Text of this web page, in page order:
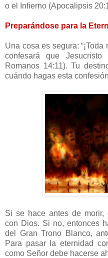
o el Infierno (Apocalipsis
Preparándose para la
Una cosa es segura:
confesará que
Romanos 14:11). Tu
cuándo hagas esta
Si se hace antes de morir,
con Dios. Si no, entonces
del Gran Trono Blanco,
Para pasar la eternidad
como Señor debe hacerse